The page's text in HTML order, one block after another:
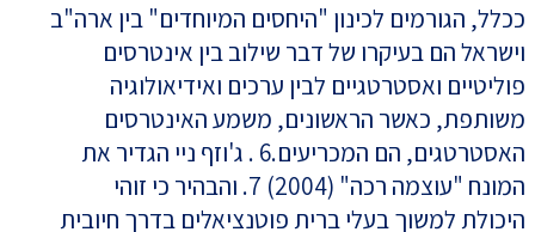
ככלל, הגורמים לכינון "היחסים המיוחדים" בין ארה"ב
וישראל הם בעיקרו של דבר שילוב בין אינטרסים
פוליטיים ואסטרטגיים לבין ערכים ואידיאולוגיה
משותפת, כאשר הראשונים, משמע האינטרסים
האסטרטגים, הם המכריעים.6 . ג'וזף ניי הגדיר את
המונח "עוצמה רכה" (2004) 7. והבהיר כי זוהי
היכולת למשוך בעלי ברית פוטנציאלים בדרך חיובית